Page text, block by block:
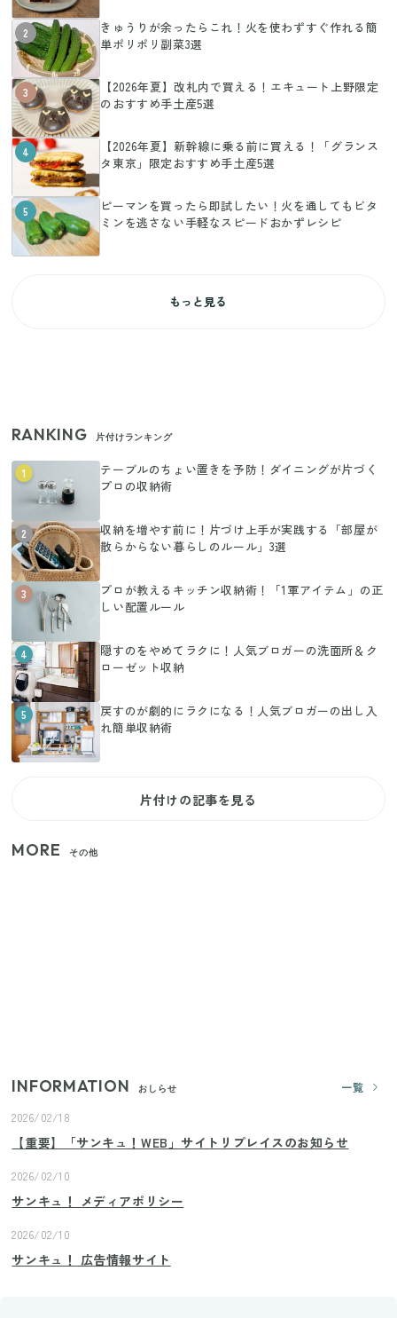
2
きゅうりが余ったらこれ！火を使わずすぐ作れる簡
単ポリポリ副菜3選
3
【2026年夏】改札内で買える！エキュート上野限定
のおすすめ手土産5選
4
【2026年夏】新幹線に乗る前に買える！「グランス
タ東京」限定おすすめ手土産5選
5
ピーマンを買ったら即試したい！火を通してもビタ
ミンを逃さない手軽なスピードおかずレシピ
もっと見る
RANKING 片付けランキング
1
テーブルのちょい置きを予防！ダイニングが片づく
プロの収納術
2
収納を増やす前に！片づけ上手が実践する「部屋が
散らからない暮らしのルール」3選
3
プロが教えるキッチン収納術！「1軍アイテム」の正
しい配置ルール
4
隠すのをやめてラクに！人気ブロガーの洗面所＆ク
ローゼット収納
5
戻すのが劇的にラクになる！人気ブロガーの出し入
れ簡単収納術
片付けの記事を見る
MORE その他
INFORMATION おしらせ
一覧
2026/02/18
【重要】「サンキュ！WEB」サイトリプレイスのお知らせ
2026/02/10
サンキュ！ メディアポリシー
2026/02/10
サンキュ！ 広告情報サイト